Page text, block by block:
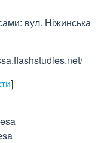
вул. Ніжинська
]